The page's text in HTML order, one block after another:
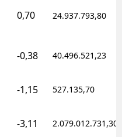
0,70 24.937.793,80
-0,38 40.496.521,23
-1,15 527.135,70
-3,11 2.079.012.731,30